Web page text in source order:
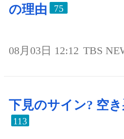
の理由
75
08月03日 12:12 TBS
下見のサイン? 空
113